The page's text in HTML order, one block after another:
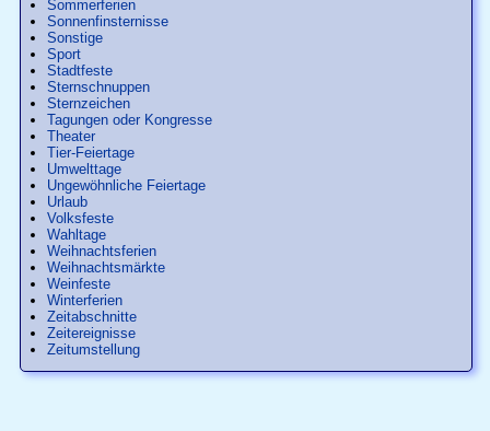
Sommerferien
Sonnenfinsternisse
Sonstige
Sport
Stadtfeste
Sternschnuppen
Sternzeichen
Tagungen oder Kongresse
Theater
Tier-Feiertage
Umwelttage
Ungewöhnliche Feiertage
Urlaub
Volksfeste
Wahltage
Weihnachtsferien
Weihnachtsmärkte
Weinfeste
Winterferien
Zeitabschnitte
Zeitereignisse
Zeitumstellung